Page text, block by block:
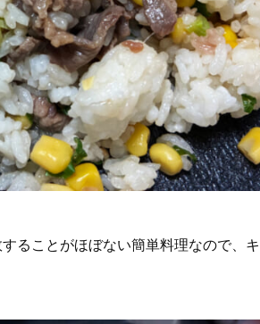
ることがほぼない簡単料理なので、